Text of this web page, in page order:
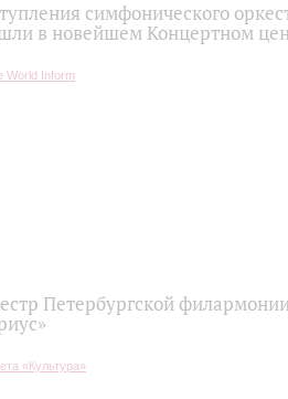
симфонического
в новейшем Концертном
Петербургской